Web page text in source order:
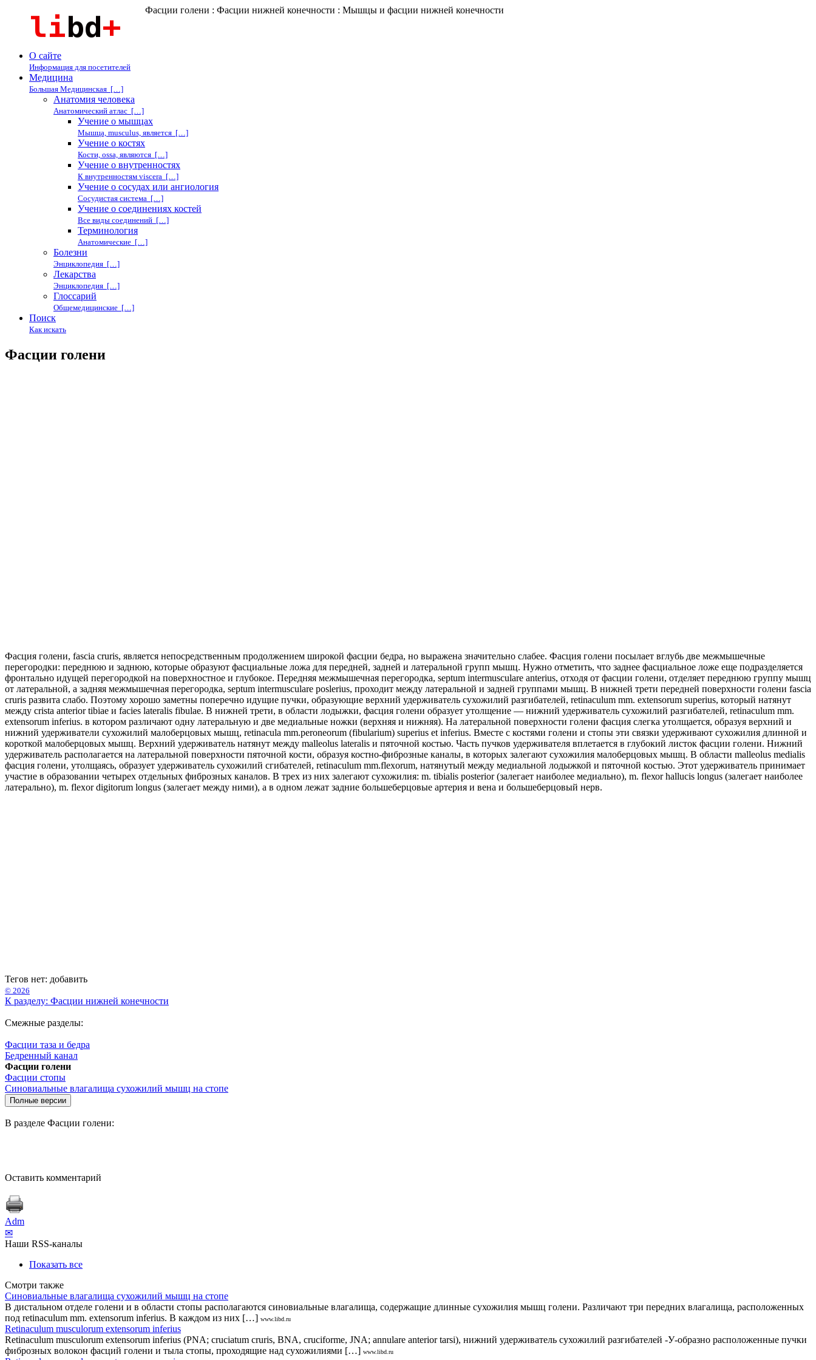
Фасции голени : Фасции нижней конечности : Мышцы и фасции нижней конечности
О сайте
Информация для посетителей
Медицина
Большая Медицинская […]
Анатомия человека
Анатомический атлас […]
Учение о мышцах
Мышца, musculus, является […]
Учение о костях
Кости, ossa, являются […]
Учение о внутренностях
К внутренностям viscera […]
Учение о сосудах или ангиология
Сосудистая система […]
Учение о соединениях костей
Все виды соединений […]
Терминология
Анатомические […]
Болезни
Энциклопедия […]
Лекарства
Энциклопедия […]
Глоссарий
Общемедицинские […]
Поиск
Как искать
Фасции голени
Фасция голени, fascia cruris, является непосредственным продолжением широкой фасции бедра, но выражена значительно слабее. Фасция голени посылает вглубь две межмышечные
перегородки: переднюю и заднюю, которые образуют фасциальные ложа для передней, задней и латеральной групп мышц. Нужно отметить, что заднее фасциальное ложе еще подразделяется
фронтально идущей перегородкой на поверхностное и глубокое. Передняя межмышечная перегородка, septum intermusculare anterius, отходя от фасции голени, отделяет переднюю группу мышц
от латеральной, а задняя межмышечная перегородка, septum intermusculare poslerius, проходит между латеральной и задней группами мышц. В нижней трети передней поверхности голени fascia
cruris развита слабо. Поэтому хорошо заметны поперечно идущие пучки, образующие верхний удерживатель сухожилий разгибателей, retinaculum mm. extensorum superius, который натянут
между crista anterior tibiae и facies lateralis fibulae. В нижней трети, в области лодыжки, фасция голени образует утолщение — нижний удерживатель сухожилий разгибателей, retinaculum mm.
extensorum inferius. в котором различают одну латеральную и две медиальные ножки (верхняя и нижняя). На латеральной поверхности голени фасция слегка утолщается, образуя верхний и
нижний удерживатели сухожилий малоберцовых мышц, retinacula mm.peroneorum (fibularium) superius et inferius. Вместе с костями голени и стопы эти связки удерживают сухожилия длинной и
короткой малоберцовых мышц. Верхний удерживатель натянут между malleolus lateralis и пяточной костью. Часть пучков удерживателя вплетается в глубокий листок фасции голени. Нижний
удерживатель располагается на латеральной поверхности пяточной кости, образуя костно-фиброзные каналы, в которых залегают сухожилия малоберцовых мышц. В области malleolus medialis
фасция голени, утолщаясь, образует удерживатель сухожилий сгибателей, retinaculum mm.flexorum, натянутый между медиальной лодыжкой и пяточной костью. Этот удерживатель принимает
участие в образовании четырех отдельных фиброзных каналов. В трех из них залегают сухожилия: m. tibialis posterior (залегает наиболее медиально), m. flехоr hallucis longus (залегает наиболее
латерально), m. flexor digitorum longus (залегает между ними), а в одном лежат задние большеберцовые артерия и вена и большеберцовый нерв.
Тегов нет: добавить
© 2026
К разделу: Фасции нижней конечности
Смежные разделы:
Фасции таза и бедра
Бедренный канал
Фасции голени
Фасции стопы
Синовиальные влагалища сухожилий мышц на стопе
В разделе Фасции голени:
Оставить комментарий
Adm
✉
Наши RSS-каналы
Показать все
Смотри также
Синовиальные влагалища сухожилий мышц на стопе
В дистальном отделе голени и в области стопы располагаются синовиальные влагалища, содержащие длинные сухожилия мышц голени. Различают три передних влагалища, расположенных
под retinaculum mm. extensorum inferius. В каждом из них […] www.libd.ru
Retinaculum musculorum extensorum inferius
Retinaculum musculorum extensorum inferius (PNA; cruciatum cruris, BNA, cruciforme, JNA; annulare anterior tarsi), нижний удерживатель сухожилий разгибателей -У-образно расположенные пучки
фиброзных волокон фасций голени и тыла стопы, проходящие над сухожилиями […] www.libd.ru